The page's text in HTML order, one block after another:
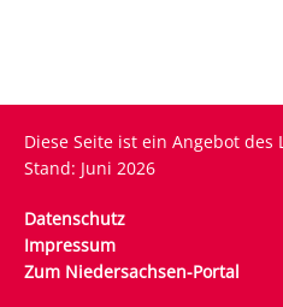
Diese Seite ist ein Angebot des
Stand: Juni 2026
Datenschutz
Impressum
Zum Niedersachsen-Portal